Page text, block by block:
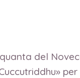
del